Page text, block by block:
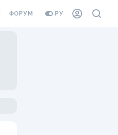
РУ
ФОРУМ